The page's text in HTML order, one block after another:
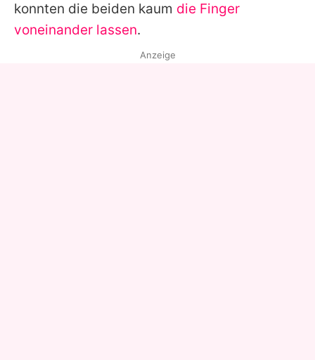
konnten die beiden kaum die Finger
voneinander lassen.
Anzeige